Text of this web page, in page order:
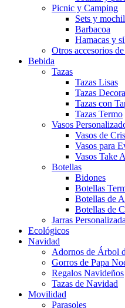
Picnic y Camping
Sets y
Barbacoa
Hamacas y
Otros accesorios
Bebida
Tazas
Tazas Lisas
Tazas
Tazas con
Tazas Termo
Vasos
Vasos de
Vasos para
Vasos Take
Botellas
Bidones
Botellas
Botellas de
Botellas de
Jarras
Ecológicos
Navidad
Adornos de Árbol
Gorros de Papa
Regalos Navideños
Tazas de Navidad
Movilidad
Parasoles